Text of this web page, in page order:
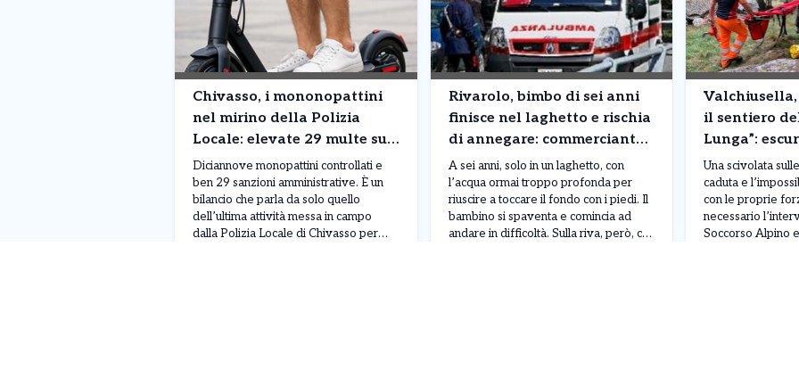
Chivasso, i mononopattini
nel mirino della Polizia
Locale: elevate 29 multe su
19 mezzi controllati
Diciannove monopattini controllati e
ben 29 sanzioni amministrative. È un
bilancio che parla da solo quello
dell’ultima attività messa in campo
dalla Polizia Locale di Chivasso per
Rivarolo, bimbo di sei anni
finisce nel laghetto e rischia
di annegare: commerciante
si precipita e lo salva
A sei anni, solo in un laghetto, con
l’acqua ormai troppo profonda per
riuscire a toccare il fondo con i piedi. Il
bambino si spaventa e comincia ad
andare in difficoltà. Sulla riva, però, c’è
il sentiero
Lunga”:
recuperata
Alpino
Una scivolata
caduta e
con le proprie
necessario
Soccorso Alpino